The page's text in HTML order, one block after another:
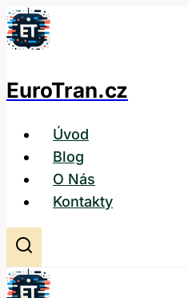
Přeskočit
na
EuroTran.cz
Úvod
Blog
O Nás
Kontakty